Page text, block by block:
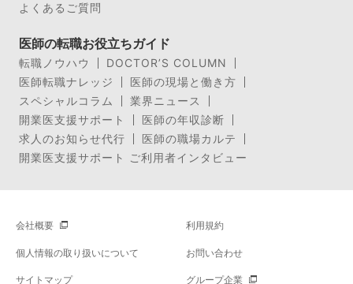
よくあるご質問
医師の転職お役立ちガイド
転職ノウハウ
DOCTOR’S COLUMN
医師転職ナレッジ
医師の現場と働き方
スペシャルコラム
業界ニュース
開業医支援サポート
医師の年収診断
求人のお知らせ代行
医師の職場カルテ
開業医支援サポート ご利用者インタビュー
会社概要 利用規約
個人情報の取り扱いについて お問い合わせ
サイトマップ グループ企業